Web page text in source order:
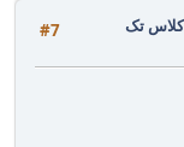
#7 تک